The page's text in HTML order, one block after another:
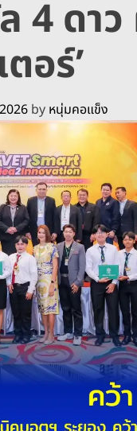
4 ดา
อร์’
by หนุ่มคอแข็ง